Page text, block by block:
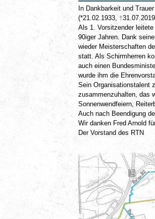
In Dankbarkeit und
(*21.02.1933, †
Als 1. Vorsitzender leitete
90iger Jahren. Dank
wieder Meisterschaften
statt. Als Schirmherren
auch einen
wurde ihm die
Sein Organisationstalent
zusammenzuhalten, das
Sonnenwendfeiern,
Auch nach Beendigung
Wir danken Fred Arnold
Der Vorstand des RTN